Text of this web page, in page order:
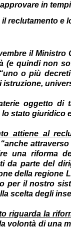
in
reclutamento e
il
(e quindi non
o più
istruzione,
oggetto di
stato giuridico
attiene al
una riforma
da parte del
della regione
per il nostro
scelta degli
riguarda la
volontà di una